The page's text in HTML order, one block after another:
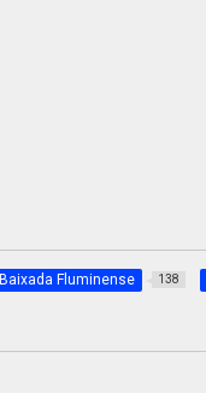
Baixada Fluminense 138